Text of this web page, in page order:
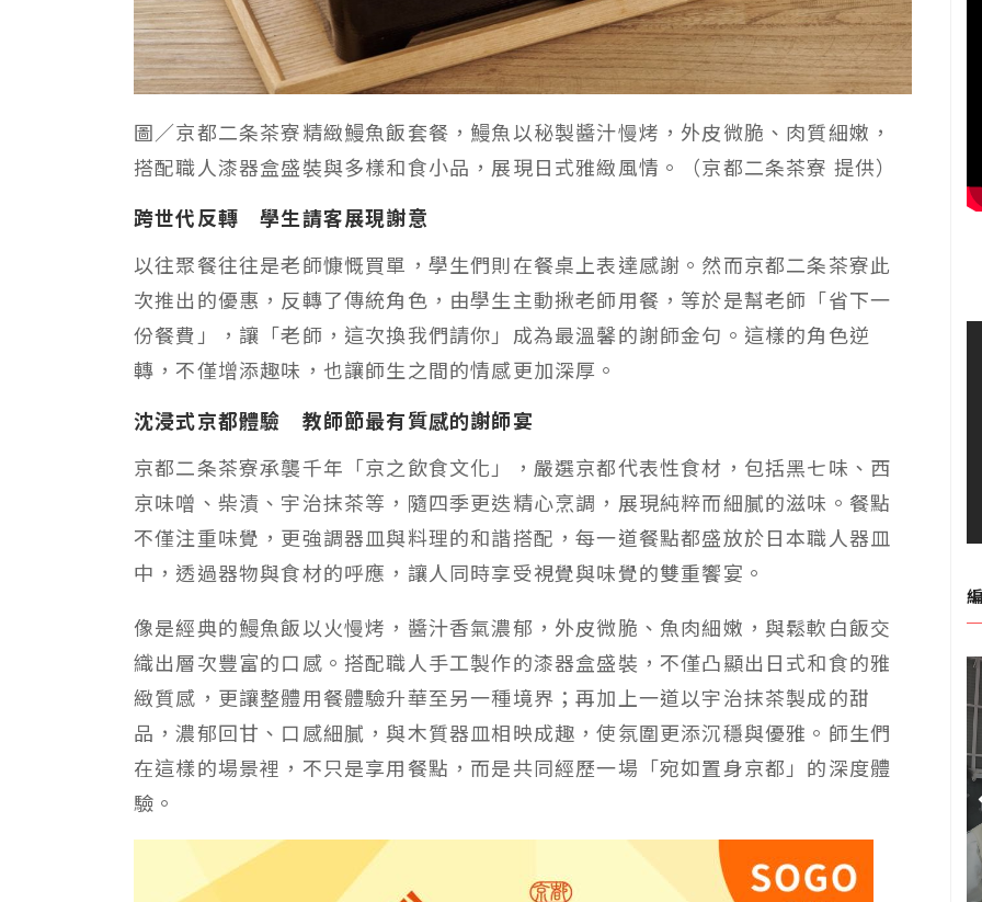
圖／京都二条茶寮精緻鰻魚飯套餐，鰻魚以秘製醬汁慢烤，外皮微脆、肉質細嫩，
搭配職人漆器盒盛裝與多樣和食小品，展現日式雅緻風情。（京都二条茶寮 提供）
跨世代反轉 學生請客展現謝意
以往聚餐往往是老師慷慨買單，學生們則在餐桌上表達感謝。然而京都二条茶寮此
次推出的優惠，反轉了傳統角色，由學生主動揪老師用餐，等於是幫老師「省下一
份餐費」，讓「老師，這次換我們請你」成為最溫馨的謝師金句。這樣的角色逆
轉，不僅增添趣味，也讓師生之間的情感更加深厚。
沈浸式京都體驗 教師節最有質感的謝師宴
京都二条茶寮承襲千年「京之飲食文化」，嚴選京都代表性食材，包括黑七味、西
京味噌、柴漬、宇治抹茶等，隨四季更迭精心烹調，展現純粹而細膩的滋味。餐點
不僅注重味覺，更強調器皿與料理的和諧搭配，每一道餐點都盛放於日本職人器皿
中，透過器物與食材的呼應，讓人同時享受視覺與味覺的雙重饗宴。
像是經典的鰻魚飯以火慢烤，醬汁香氣濃郁，外皮微脆、魚肉細嫩，與鬆軟白飯交
織出層次豐富的口感。搭配職人手工製作的漆器盒盛裝，不僅凸顯出日式和食的雅
緻質感，更讓整體用餐體驗升華至另一種境界；再加上一道以宇治抹茶製成的甜
品，濃郁回甘、口感細膩，與木質器皿相映成趣，使氛圍更添沉穩與優雅。師生們
在這樣的場景裡，不只是享用餐點，而是共同經歷一場「宛如置身京都」的深度體
驗。